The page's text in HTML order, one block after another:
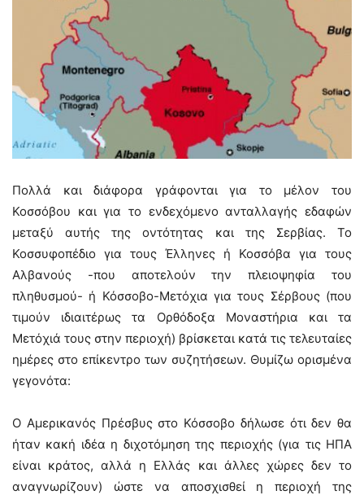
Πολλά και διάφορα γράφονται για το μέλον του
Κοσσόβου και για το ενδεχόμενο ανταλλαγής εδαφών
μεταξύ αυτής της οντότητας και της Σερβίας. Το
Κοσσυφοπέδιο για τους Έλληνες ή Κοσσόβα για τους
Αλβανούς -που αποτελούν την πλειοψηφία του
πληθυσμού- ή Κόσσοβο-Μετόχια για τους Σέρβους (που
τιμούν ιδιαιτέρως τα Ορθόδοξα Μοναστήρια και τα
Μετόχιά τους στην περιοχή) βρίσκεται κατά τις τελευταίες
ημέρες στο επίκεντρο των συζητήσεων. Θυμίζω ορισμένα
γεγονότα:
Ο Αμερικανός Πρέσβυς στο Κόσσοβο δήλωσε ότι δεν θα
ήταν κακή ιδέα η διχοτόμηση της περιοχής (για τις ΗΠΑ
είναι κράτος, αλλά η Ελλάς και άλλες χώρες δεν το
αναγνωρίζουν) ώστε να αποσχισθεί η περιοχή της